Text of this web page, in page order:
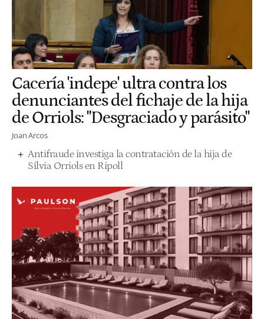
Cacería 'indepe' ultra contra los
denunciantes del fichaje de la hija
de Orriols: "Desgraciado y parásito"
Joan Arcos
Antifraude investiga la contratación de la hija de
Sílvia Orriols en Ripoll